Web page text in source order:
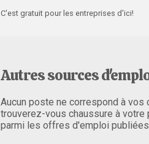
C'est gratuit pour les entreprises d'ici!
Autres sources
Aucun poste ne correspond à vos
trouverez-vous chaussure à votre
parmi les offres d'emploi